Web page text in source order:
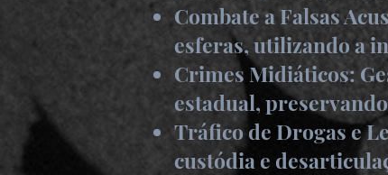
Combate a Falsas
esferas, utilizando a
Crimes Midiáticos:
estadual,
Tráfico de Drogas e
custódia e